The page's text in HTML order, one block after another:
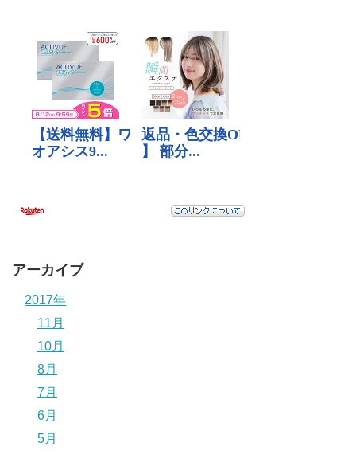
アーカイブ
2017年
11月
10月
8月
7月
6月
5月